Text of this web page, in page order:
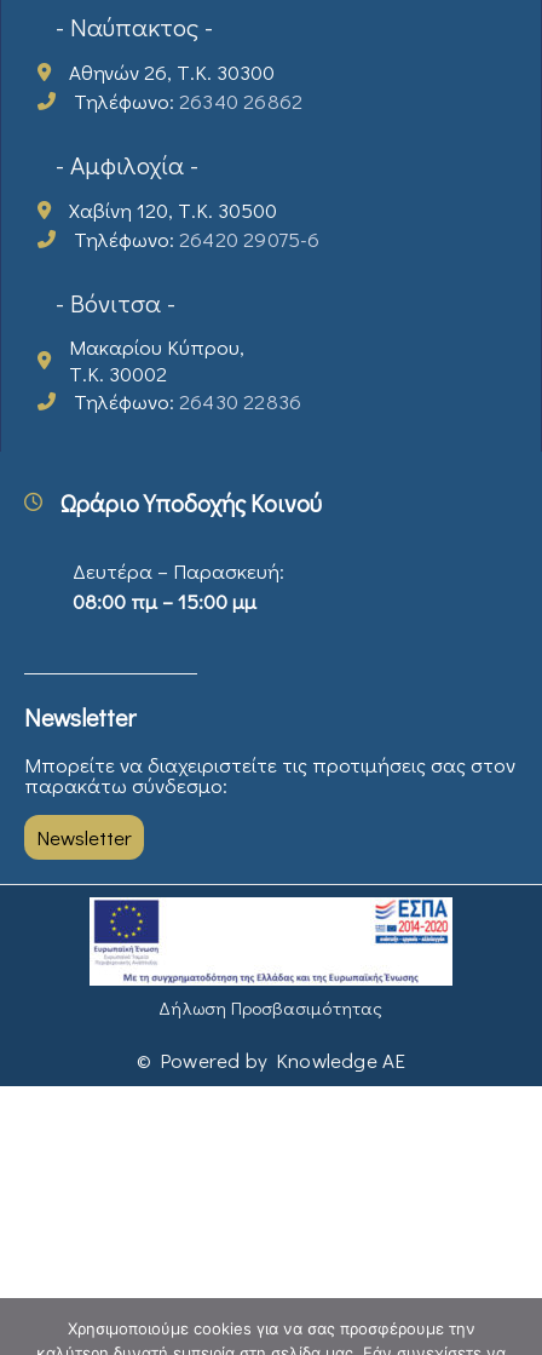
- Ναύπακτος -
Αθηνών 26, Τ.Κ. 30300
Τηλέφωνο: 26340 26862
- Αμφιλοχία -
Χαβίνη 120, Τ.Κ. 30500
Τηλέφωνο: 26420 29075-6
- Βόνιτσα -
Μακαρίου Κύπρου,
Τ.Κ. 30002
Τηλέφωνο: 26430 22836
Ωράριο Υποδοχής Κοινού
Δευτέρα – Παρασκευή:
08:00 πμ – 15:00 μμ
Newsletter
Μπορείτε να διαχειριστείτε τις προτιμήσεις σας στον
παρακάτω σύνδεσμο:
Newsletter
Δήλωση Προσβασιμότητας
© Powered by Knowledge AE
Χρησιμοποιούμε cookies για να σας προσφέρουμε την